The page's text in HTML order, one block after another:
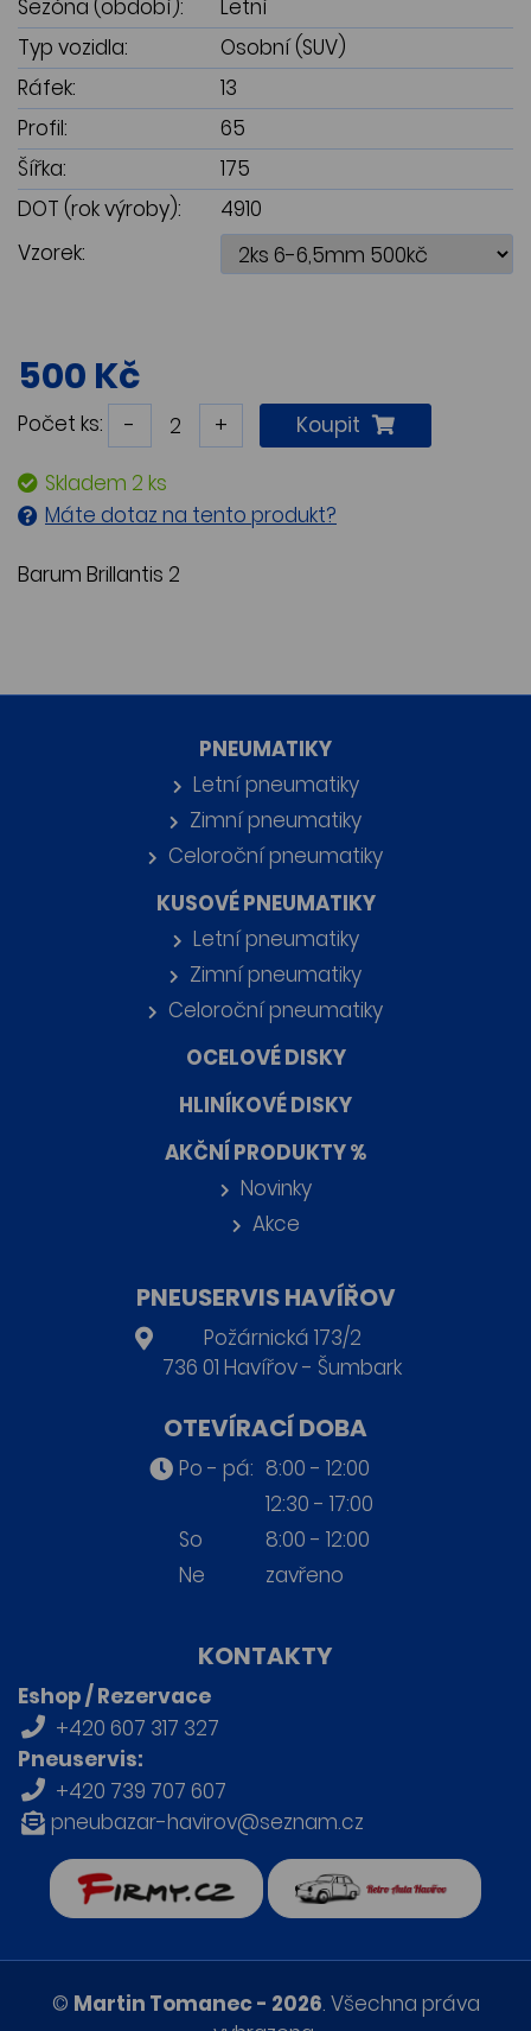
Sezóna (období):
Letní
Typ vozidla:
Osobní (SUV)
Ráfek:
13
Profil:
65
Šířka:
175
DOT (rok výroby):
4910
Vzorek:
500 Kč
Počet ks: - + Koupit
Skladem 2 ks
Máte dotaz na tento produkt?
Barum Brillantis 2
PNEUMATIKY
Letní pneumatiky
Zimní pneumatiky
Celoroční pneumatiky
KUSOVÉ PNEUMATIKY
Letní pneumatiky
Zimní pneumatiky
Celoroční pneumatiky
OCELOVÉ DISKY
HLINÍKOVÉ DISKY
AKČNÍ PRODUKTY %
Novinky
Akce
PNEUSERVIS HAVÍŘOV
Požárnická 173/2
736 01 Havířov - Šumbark
OTEVÍRACÍ DOBA
Po - pá: 8:00 - 12:00
12:30 - 17:00
So
8:00 - 12:00
Ne
zavřeno
KONTAKTY
Eshop / Rezervace
+420 607 317 327
Pneuservis:
+420 739 707 607
pneubazar-havirov@seznam.cz
Retro auta Havířov
© Martin Tomanec - 2026. Všechna práva